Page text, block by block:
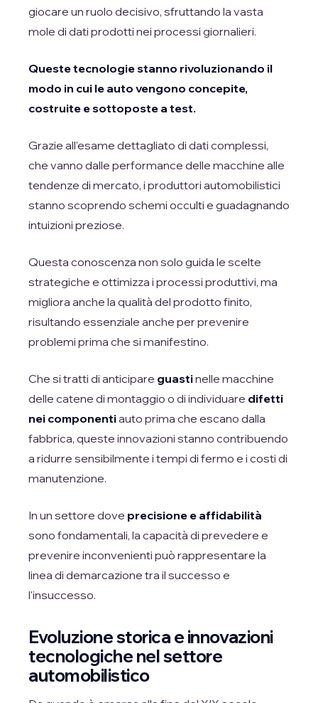
giocare un ruolo decisivo, sfruttando la vasta
mole di dati prodotti nei processi giornalieri.
Queste tecnologie stanno rivoluzionando il
modo in cui le auto vengono concepite,
costruite e sottoposte a test.
Grazie all'esame dettagliato di dati complessi,
che vanno dalle performance delle macchine alle
tendenze di mercato, i produttori automobilistici
stanno scoprendo schemi occulti e guadagnando
intuizioni preziose.
Questa conoscenza non solo guida le scelte
strategiche e ottimizza i processi produttivi, ma
migliora anche la qualità del prodotto finito,
risultando essenziale anche per prevenire
problemi prima che si manifestino.
Che si tratti di anticipare guastinelle macchine
delle catene di montaggio o di individuare difetti
nei componentiauto prima che escano dalla
fabbrica, queste innovazioni stanno contribuendo
a ridurre sensibilmente i tempi di fermo e i costi di
manutenzione.
In un settore dove precisione e affidabilità
sono fondamentali, la capacità di prevedere e
prevenire inconvenienti può rappresentare la
linea di demarcazione tra il successo e
l'insuccesso.
Evoluzione storica e innovazioni
tecnologiche nel settore
automobilistico